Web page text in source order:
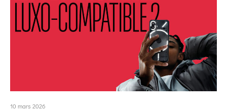
10 mars 2026